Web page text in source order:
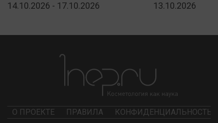
14.10.2026 - 17.10.2026 13.10.2026
О ПРОЕКТЕ ПРАВИЛА КОНФИДЕНЦИАЛЬНОСТЬ